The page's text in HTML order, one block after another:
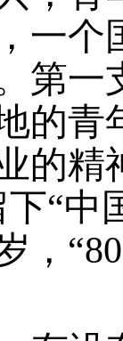
一
第一
的
的精
“中
，